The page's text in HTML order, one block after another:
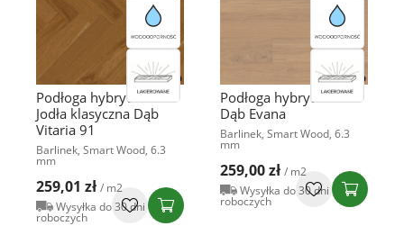
Podłoga hybrydowa
Jodła klasyczna Dąb
Vitaria 91
Barlinek, Smart Wood, 6.3
mm
259,01 zł / m2
Wysyłka do 30 dni
roboczych
Podłoga hybrydowa
Dąb Evana
Barlinek, Smart Wood, 6.3
mm
259,00 zł / m2
Wysyłka do 30 dni
roboczych